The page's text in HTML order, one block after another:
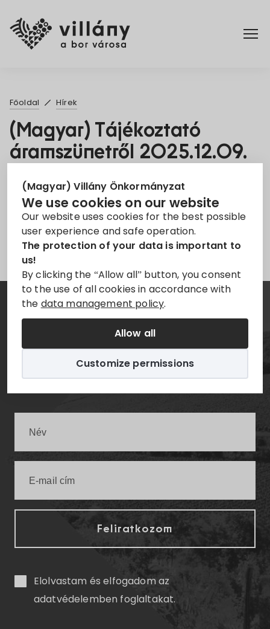
(Magyar) Villány Önkormányzat
We use cookies on our website
Our website uses cookies for the best possible
user experience and safe operation.
The protection of your data is important to
us!
By clicking the “Allow all” button, you consent
to the use of all cookies in accordance with
the data management policy.
Allow all
Customize permissions
Rendelettár
Turizmus
Főoldal Hírek
(Magyar) Tájékoztató
áramszünetről 2025.12.09.
Áramszünet EON tájékoztató
Sorry, this entry is only available inMagyar
Hírlevél
Értesüljön elsőként a legfrissebb villányi
infókról!
Elolvastam és elfogadom az
adatvédelemben foglaltakat.